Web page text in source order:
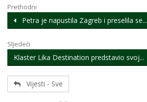
Prethodni
Petra je napustila Zagreb i preselila se...
Sljedeći
Klaster Lika Destination predstavio svoj...
Vijesti - Sve